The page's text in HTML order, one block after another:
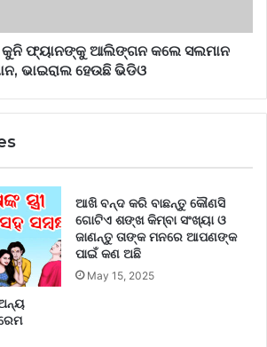
ଫ୍ୟାନଙ୍କୁ ଆଲିଙ୍ଗନ କଲେ ସଲମାନ
ଭାଇରାଲ ହେଉଛି ଭିଡିଓ
ଆଖି ବନ୍ଦ କରି ବାଛନ୍ତୁ କୌଣସି
ଗୋଟିଏ ଶଙ୍ଖ କିମ୍ବା ସଂଖ୍ୟା ଓ
ଜାଣନ୍ତୁ ତାଙ୍କ ମନରେ ଆପଣଙ୍କ
ପାଇଁ କଣ ଅଛି
May 15, 2025